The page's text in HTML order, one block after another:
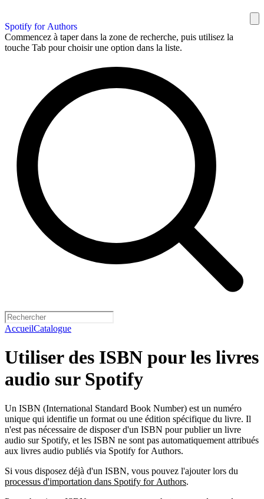
Spotify for Authors
Commencez à taper dans la zone de recherche, puis utilisez la
touche Tab pour choisir une option dans la liste.
AccueilCatalogue
Utiliser des ISBN pour les livres
audio sur Spotify
Un ISBN (International Standard Book Number) est un numéro
unique qui identifie un format ou une édition spécifique du livre. Il
n'est pas nécessaire de disposer d'un ISBN pour publier un livre
audio sur Spotify, et les ISBN ne sont pas automatiquement attribués
aux livres audio publiés via Spotify for Authors.
Si vous disposez déjà d'un ISBN, vous pouvez l'ajouter lors du
processus d'importation dans Spotify for Authors.